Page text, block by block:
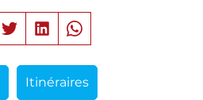
Itinéraires